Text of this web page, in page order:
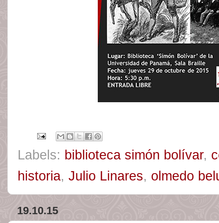
Labels: biblioteca simón bolívar,
historia, Julio Linares, olmedo
19.10.15